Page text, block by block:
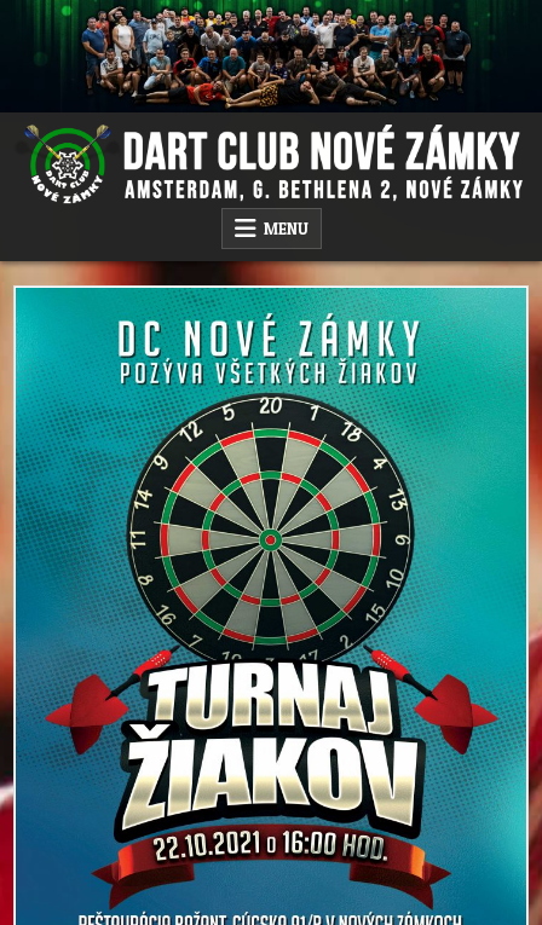
AMSTERDAM PUB, G.BETHLENA 2, NOVÉ ZÁMKY
MENU